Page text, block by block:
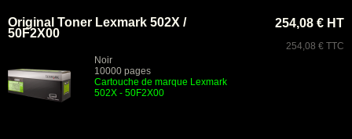
Original Toner Lexmark 502X /
50F2X00
Noir
10000 pages
Cartouche de marque Lexmark
502X - 50F2X00
254,08 € HT
254,08 € TTC